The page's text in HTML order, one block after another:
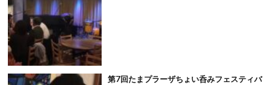
第7回たまプラーザちょい呑みフェスティバ